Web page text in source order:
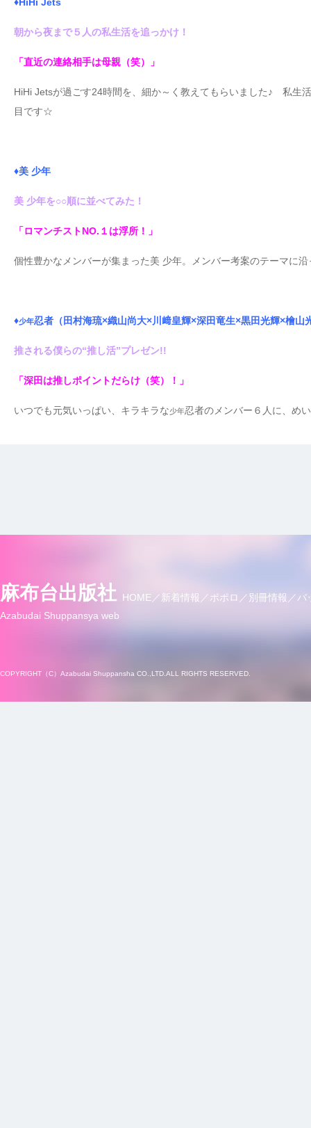
♦HiHi Jets
朝から夜まで５人の私生活を追っかけ！
「直近の連絡相手は母親（笑）」
HiHi Jetsが過ごす24時間を、細か～く教えてもらいました♪ 私生
目です☆
♦美 少年
美 少年を○○順に並べてみた！
「ロマンチストNO.１は浮所！」
個性豊かなメンバーが集まった美 少年。メンバー考案のテーマに
♦少年忍者（田村海琉×織山尚大×川﨑皇輝×深田竜生×黒田光輝×檜山
推される僕らの“推し活”プレゼン!!
「深田は推しポイントだらけ（笑）！」
いつでも元気いっぱい、キラキラな少年忍者のメンバー６人に、め
麻布台出版社
Azabudai Shuppansya web
HOME 新着情報 ポポロ 別冊情報 バ
COPYRIGHT（C）Azabudai Shuppansha CO.,LTD.ALL RIGHTS RESERVED.